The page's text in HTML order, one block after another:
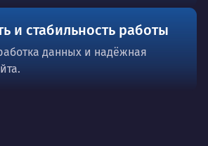
и стабильность работы
данных и надёжная